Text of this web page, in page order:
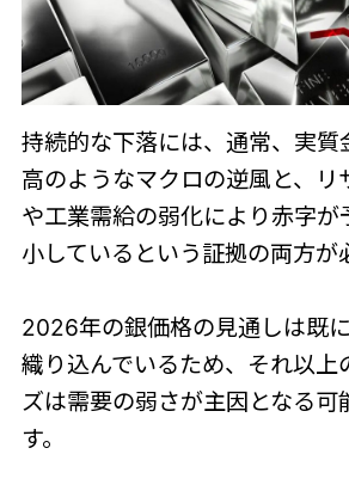
持続的な下落には、通常、実質
高のようなマクロの逆風と、リ
や工業需給の弱化により赤字が
小しているという証拠の両方が
2026年の銀価格の見通しは既
織り込んでいるため、それ以上
ズは需要の弱さが主因となる可
す。